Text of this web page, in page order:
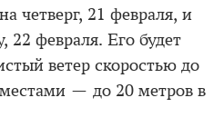
четверг, 21 февраля, и
22 февраля. Его будет
ветер скоростью до
— до 20 метров в